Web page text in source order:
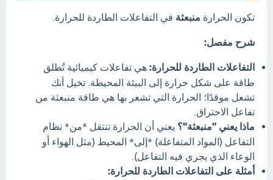
تكون الحرارة منبعثة في التفاعلات الطاردة للحرارة.
شرح مفصل:
التفاعلات الطاردة للحرارة: هي تفاعلات كيميائية تُطلق
طاقة على شكل حرارة إلى البيئة المحيطة. تخيل أنك
تشعل موقدًا؛ الحرارة التي تشعر بها هي طاقة منبعثة من
تفاعل الاحتراق.
ماذا يعني "منبعثة"؟ يعني أن الحرارة تنتقل *من* نظام
التفاعل (المواد المتفاعلة) *إلى* المحيط (مثل الهواء أو
الوعاء الذي يجري فيه التفاعل).
أمثلة على التفاعلات الطاردة للحرارة: